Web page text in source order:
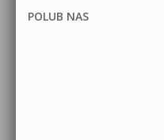
POLUB NAS